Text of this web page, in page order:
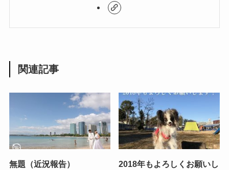
関連記事
無題（近況報告）
2018年もよろしくお願いし